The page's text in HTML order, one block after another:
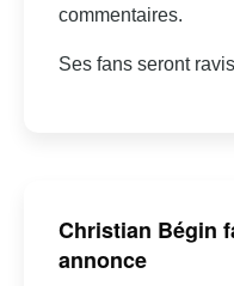
commentaires.
Ses fans seront
Christian Bégin
annonce